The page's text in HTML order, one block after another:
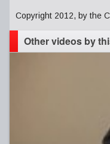
Copyright 2012, by the
Other videos by